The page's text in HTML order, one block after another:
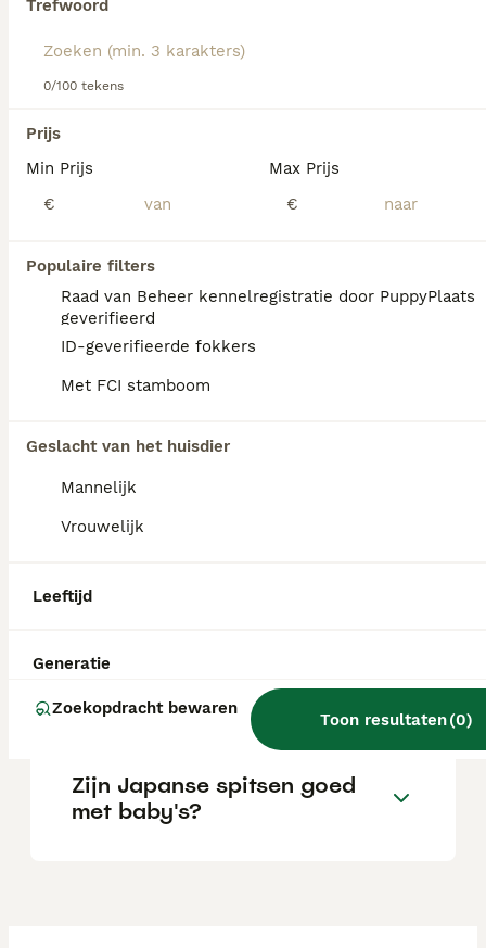
Trefwoord
0/100 tekens
Prijs
Min Prijs
€
Max Prijs
€
Populaire filters
Raad van Beheer kennelregistratie door PuppyPlaats
geverifieerd
ID-geverifieerde fokkers
Met FCI stamboom
Geslacht van het huisdier
Mannelijk
Vrouwelijk
Leeftijd
Generatie
Zoekopdracht bewaren
Toon resultaten(0)
We hebben 0 Japanse Spits Honden ter
Als je toekomstige resultaten wil zien voor deze
exacte zoekopdracht, sla dan je zoekopdracht op en
vind jouw perfecte hond:
Zoekopdracht bewaren
FAQ's
Wat is de prijs van een
Japanse Spits puppy?
De aanschaf van een Japanse Spits pup
afhankelijk van de fokker.
veel?
Wat is het karakter van een
Japanse Spits?
Zijn Japanse spitsen goed
met baby's?